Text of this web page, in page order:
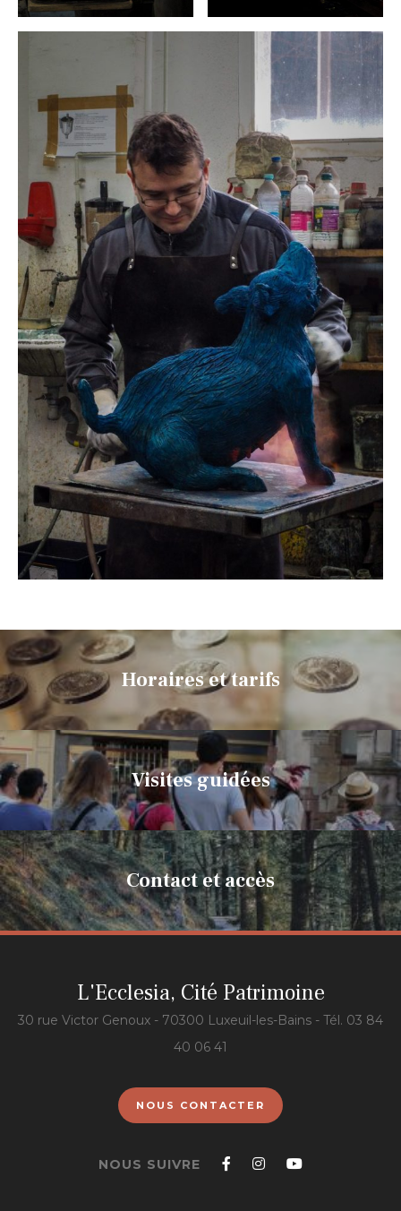
Horaires et tarifs
Visites guidées
Contact et accès
L'Ecclesia, Cité Patrimoine
30 rue Victor Genoux - 70300 Luxeuil-les-Bains - Tél. 03 84
40 06 41
NOUS CONTACTER
NOUS SUIVRE
Suivez-Suivez-Suivez-